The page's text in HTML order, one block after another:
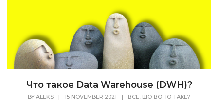
Что такое Data Warehouse (DWH)?
BY ALEKS | 15 NOVEMBER 2021 | ВСЕ ШО ВОНО ТАКЕ?